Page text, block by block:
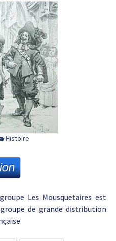
Histoire
Les Mousquetaires est
de grande distribution